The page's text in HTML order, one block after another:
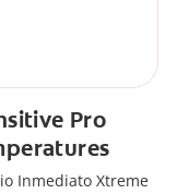
Pro
Inmediato Xtreme